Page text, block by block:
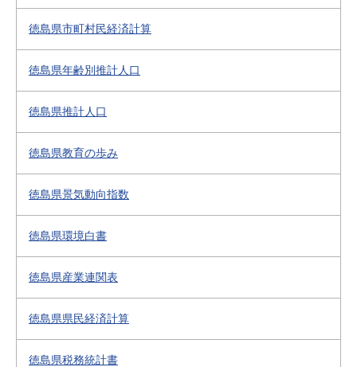
徳島県市町村民経済計算
徳島県年齢別推計人口
徳島県推計人口
徳島県教育の歩み
徳島県景気動向指数
徳島県環境白書
徳島県産業連関表
徳島県県民経済計算
徳島県税務統計書